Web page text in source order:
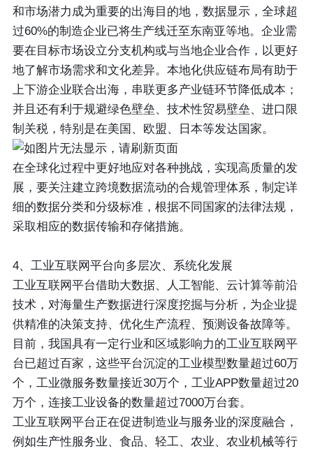
和市场潜力成为重要的出海目的地，数据显示，全球超
过60%的制造企业已将生产线迁至东南亚等地。企业需
要在目标市场设立分支机构或与当地企业合作，以更好
地了解市场需求和文化差异。本地化供应链布局有助于
上下游企业联合出海，串联更多产业链环节降低成本；
并且还有利于规避绿色壁垒、技术性贸易壁垒、进口限
制关税，特别是在美国、欧盟、日本等发达国家。
在全球化过程中更好地应对各种挑战，实现高质量的发
展，要关注建立跨境数据流动的合规管理体系，制定详
细的数据分类和分级标准，根据不同国家的法律法规，
采取相应的数据传输和存储措施。
4、工业互联网平台向多层次、系统化发展
工业互联网平台借助大数据、人工智能、云计算等前沿
技术，对海量生产数据进行深度挖掘与分析，为企业提
供精准的决策支持、优化生产流程、预测设备故障等。
目前，我国具有一定行业和区域影响力的工业互联网平
台已超过百家，这些平台沉淀的工业模型数量超过60万
个，工业微服务数量接近30万个，工业APP数量超过20
万个，连接工业设备的数量超过7000万台套。
工业互联网平台正在促进制造业与服务业的深度融合，
例如生产性服务业、食品、轻工、农业、农业机械等行